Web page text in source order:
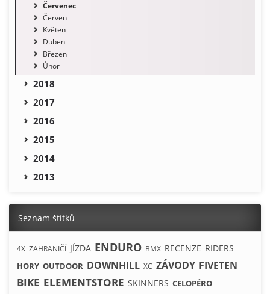
Červenec
Červen
Květen
Duben
Březen
Únor
2018
2017
2016
2015
2014
2013
Seznam štítků
4X ZAHRANIČÍ JÍZDA ENDURO BMX RECENZE RIDERS
HORY OUTDOOR DOWNHILL XC ZÁVODY FIVETEN
BIKE ELEMENTSTORE SKINNERS CELOPÉRO